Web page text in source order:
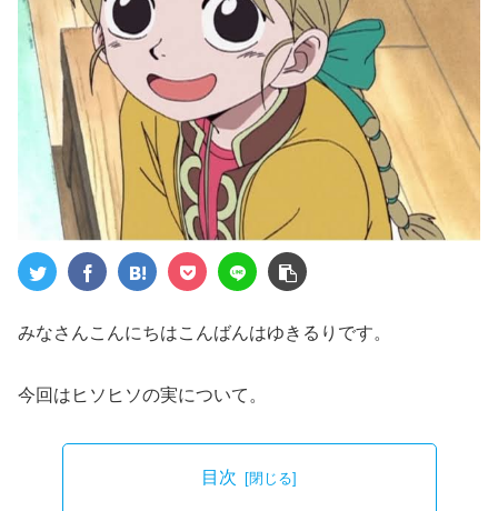
みなさんこんにちはこんばんはゆきるりです。
今回はヒソヒソの実について。
目次